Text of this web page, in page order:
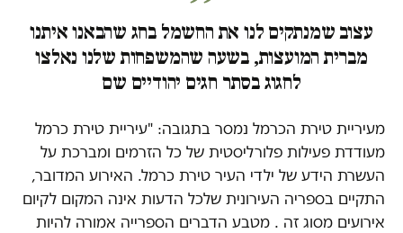
עצוב שמנתקים לנו את החשמל בחג שהבאנו איתנו
מברית המועצות, בשעה שהמשפחות שלנו נאלצו
לחגוג בסתר חגים יהודיים שם
מעיריית טירת הכרמל נמסר בתגובה: "עיריית טירת כרמל
מעודדת פעילות פלורליסטית של כל הזרמים ומברכת על
העשרת הידע של ילדי העיר טירת כרמל. האירוע המדובר,
התקיים בספריה העירונית שלכל הדעות אינה המקום לקיום
אירועים מסוג זה . מטבע הדברים הספרייה אמורה להיות